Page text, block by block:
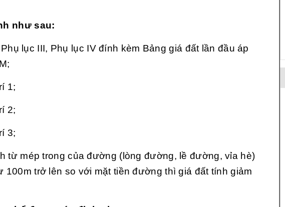
như sau:
lục III, Phụ lục IV đính kèm Bảng giá đất lần đầu áp
1;
2;
3;
từ mép trong của đường (lòng đường, lề đường, vỉa hè)
trở lên so với mặt tiền đường thì giá đất tính giảm